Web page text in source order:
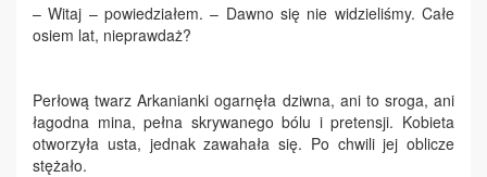
– Witaj – powiedziałem. – Dawno się nie widzieliśmy. Całe
osiem lat, nieprawdaż?
Perłową twarz Arkanianki ogarnęła dziwna, ani to sroga, ani
łagodna mina, pełna skrywanego bólu i pretensji. Kobieta
otworzyła usta, jednak zawahała się. Po chwili jej oblicze
stężało.